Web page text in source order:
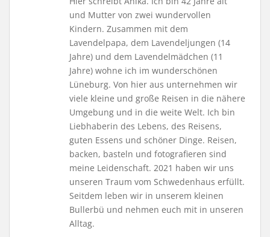
und Mutter von zwei wundervollen
Kindern. Zusammen mit dem
Lavendelpapa, dem Lavendeljungen (14
Jahre) und dem Lavendelmädchen (11
Jahre) wohne ich im wunderschönen
Lüneburg. Von hier aus unternehmen wir
viele kleine und große Reisen in die nähere
Umgebung und in die weite Welt. Ich bin
Liebhaberin des Lebens, des Reisens,
guten Essens und schöner Dinge. Reisen,
backen, basteln und fotografieren sind
meine Leidenschaft. 2021 haben wir uns
unseren Traum vom Schwedenhaus erfüllt.
Seitdem leben wir in unserem kleinen
Bullerbü und nehmen euch mit in unseren
Alltag.